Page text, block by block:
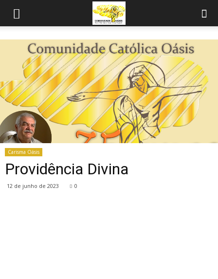
Carisma Oásis
Providência Divina
12 de junho de 2023 0